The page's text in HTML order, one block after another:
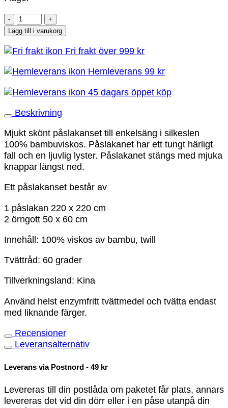
Bamburino
-
Dubbel
Himmelsblå
Lägg till i varukorg
Fri frakt över 999 kr
Hemleverans 99 kr
45 dagars öppet köp
Beskrivning
Mjukt skönt påslakanset till enkelsäng i silkeslen
100% bambuviskos. Påslakanet har ett tungt härligt
fall och en ljuvlig lyster. Påslakanet stängs med mjuka
knappar längst ned.
Ett påslakanset består av
1 påslakan 220 x 220 cm
2 örngott 50 x 60 cm
Innehåll: 100% viskos av bambu, twill
Tvättråd: 60 grader
Tillverkningsland: Kina
Använd helst enzymfritt tvättmedel och tvätta endast
med liknande färger.
Recensioner
Leveransalternativ
Leverans via Postnord - 49 kr
Levereras till din postlåda om paketet får plats, annars
levereras det vid din dörr eller i en påse utanpå din